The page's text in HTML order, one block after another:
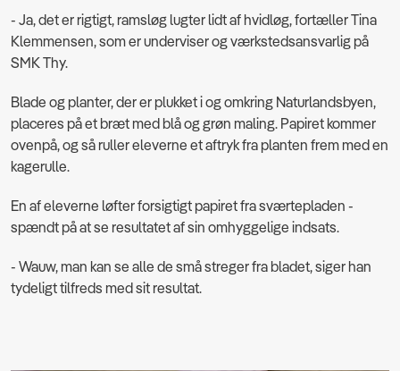
- Ja, det er rigtigt, ramsløg lugter lidt af hvidløg, fortællerTina
Klemmensen, som er underviser og værkstedsansvarlig på
SMK Thy.
Blade og planter, der er plukket i og omkring Naturlandsbyen,
placeres på et bræt med blå og grøn maling. Papiret kommer
ovenpå, og så ruller eleverne et aftryk fra planten frem med en
kagerulle.
En af eleverne løfter forsigtigt papiret fra sværtepladen -
spændt på at se resultatet af sin omhyggelige indsats.
- Wauw, man kan se alle de små streger fra bladet, siger han
tydeligt tilfreds med sit resultat.